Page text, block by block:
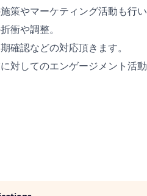
策やマーケティング活動も行い
衝や調整。
確認などの対応頂きます。
対してのエンゲージメント活動